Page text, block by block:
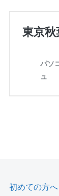
初めての方へ